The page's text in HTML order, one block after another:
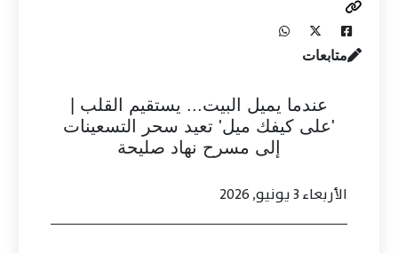
متابعات
عندما يميل البيت... يستقيم القلب |
'على كيفك ميل' تعيد سحر التسعينات
إلى مسرح نهاد صليحة
الأربعاء 3 يونيو, 2026